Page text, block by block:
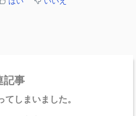
はい いいえ
記事
しまいました。